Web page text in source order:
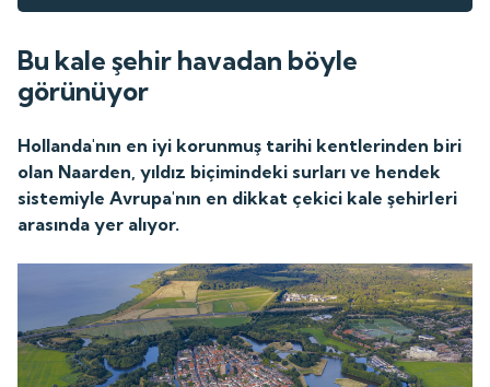
Bu kale şehir havadan böyle
görünüyor
Hollanda'nın en iyi korunmuş tarihi kentlerinden biri
olan Naarden, yıldız biçimindeki surları ve hendek
sistemiyle Avrupa'nın en dikkat çekici kale şehirleri
arasında yer alıyor.